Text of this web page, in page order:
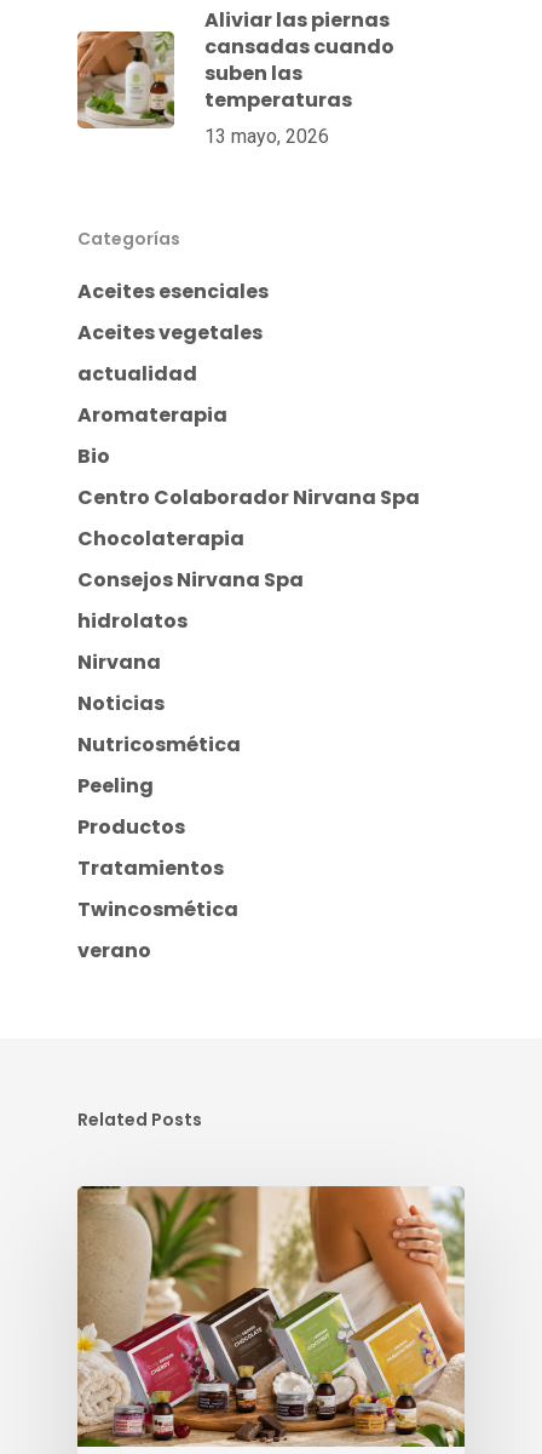
Aliviar las piernas
cansadas cuando
suben las
temperaturas
13 mayo, 2026
Categorías
Aceites esenciales
Aceites vegetales
actualidad
Aromaterapia
Bio
Centro Colaborador Nirvana Spa
Chocolaterapia
Consejos Nirvana Spa
hidrolatos
Nirvana
Noticias
Nutricosmética
Peeling
Productos
Tratamientos
Twincosmética
verano
Related Posts